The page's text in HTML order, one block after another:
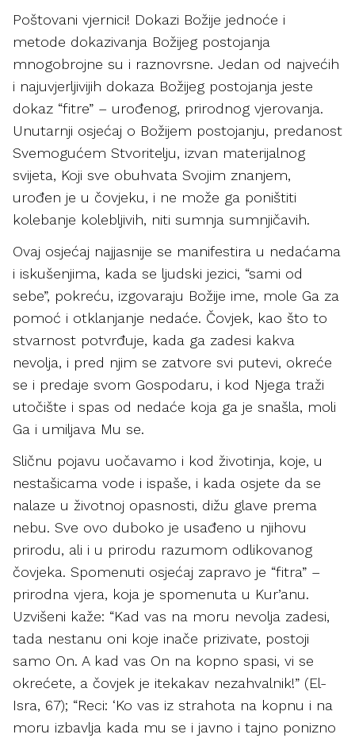
Poštovani vjernici! Dokazi Božije jednoće i
metode dokazivanja Božijeg postojanja
mnogobrojne su i raznovrsne. Jedan od najvećih
i najuvjerljivijih dokaza Božijeg postojanja jeste
dokaz “fitre” – urođenog, prirodnog vjerovanja.
Unutarnji osjećaj o Božijem postojanju, predanost
Svemogućem Stvoritelju, izvan materijalnog
svijeta, Koji sve obuhvata Svojim znanjem,
urođen je u čovjeku, i ne može ga poništiti
kolebanje kolebljivih, niti sumnja sumnjičavih.
Ovaj osjećaj najjasnije se manifestira u nedaćama
i iskušenjima, kada se ljudski jezici, “sami od
sebe”, pokreću, izgovaraju Božije ime, mole Ga za
pomoć i otklanjanje nedaće. Čovjek, kao što to
stvarnost potvrđuje, kada ga zadesi kakva
nevolja, i pred njim se zatvore svi putevi, okreće
se i predaje svom Gospodaru, i kod Njega traži
utočište i spas od nedaće koja ga je snašla, moli
Ga i umiljava Mu se.
Sličnu pojavu uočavamo i kod životinja, koje, u
nestašicama vode i ispaše, i kada osjete da se
nalaze u životnoj opasnosti, dižu glave prema
nebu. Sve ovo duboko je usađeno u njihovu
prirodu, ali i u prirodu razumom odlikovanog
čovjeka. Spomenuti osjećaj zapravo je “fitra” –
prirodna vjera, koja je spomenuta u Kur’anu.
Uzvišeni kaže: “Kad vas na moru nevolja zadesi,
tada nestanu oni koje inače prizivate, postoji
samo On. A kad vas On na kopno spasi, vi se
okrećete, a čovjek je itekakav nezahvalnik!” (El-
Isra, 67); “Reci: ‘Ko vas iz strahota na kopnu i na
moru izbavlja kada mu se i javno i tajno ponizno